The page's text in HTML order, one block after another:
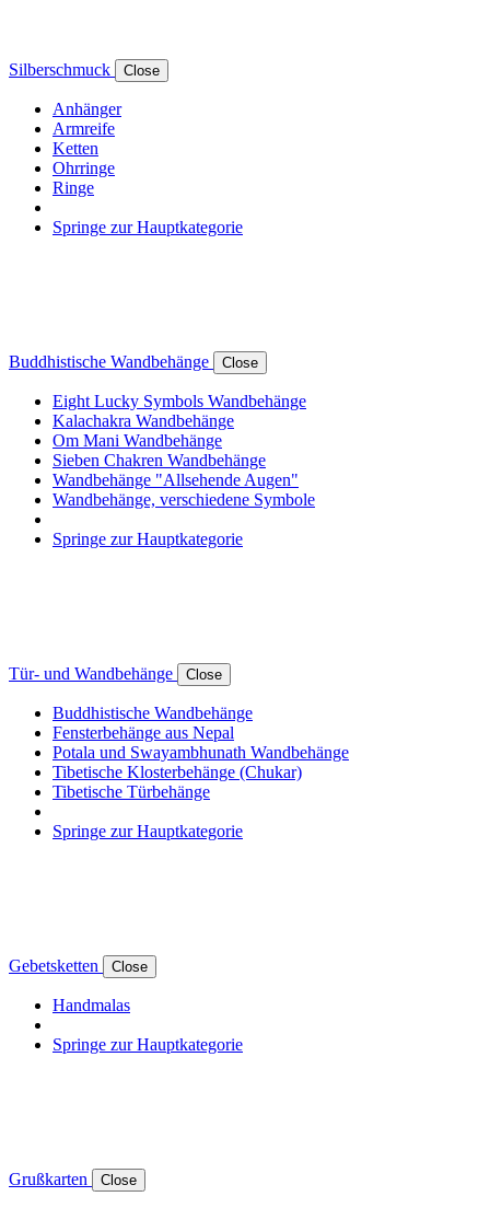
Silberschmuck Close
Anhänger
Armreife
Ketten
Ohrringe
Ringe
Springe zur Hauptkategorie
Buddhistische Wandbehänge Close
Eight Lucky Symbols Wandbehänge
Kalachakra Wandbehänge
Om Mani Wandbehänge
Sieben Chakren Wandbehänge
Wandbehänge "Allsehende Augen"
Wandbehänge, verschiedene Symbole
Springe zur Hauptkategorie
Tür- und Wandbehänge Close
Buddhistische Wandbehänge
Fensterbehänge aus Nepal
Potala und Swayambhunath Wandbehänge
Tibetische Klosterbehänge (Chukar)
Tibetische Türbehänge
Springe zur Hauptkategorie
Gebetsketten Close
Handmalas
Springe zur Hauptkategorie
Grußkarten Close